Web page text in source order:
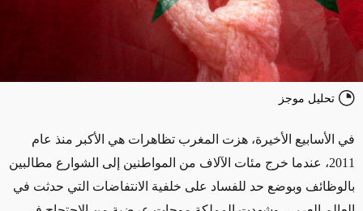
تحليل موجز
في الأسابيع الأخيرة، هزت المغرب تظاهرات هي الأكبر منذ عام
2011، عندما خرج مئات الآلاف من المواطنين إلى الشوارع مطالبين
بالوظائف وبوضع حد للفساد على خلفية الانتفاضات التي حدثت في